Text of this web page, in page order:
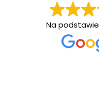
Na podstawie